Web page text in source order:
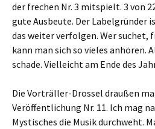
der frechen Nr. 3 mitspielt. 3 von
gute Ausbeute. Der Labelgründer
das weiter verfolgen. Wer suchet,
kann man sich so vieles anhören.
schade. Vielleicht am Ende des
Die Vorträller-Drossel draußen
Veröffentlichung Nr. 11. Ich mag
Mystisches die Musik durchweht.